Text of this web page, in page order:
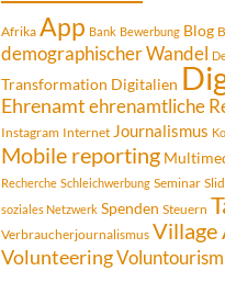
Afrika App Bank Bewerbung Blog
demographischer Wandel
Transformation Digitalien
Ehrenamtehrenamtliche
Instagram Internet Journalismus
Mobile reporting
Recherche Schleichwerbung Seminar
soziales Netzwerk Spenden Steuern
Verbraucherjournalismus Village
VolunteeringVoluntourism